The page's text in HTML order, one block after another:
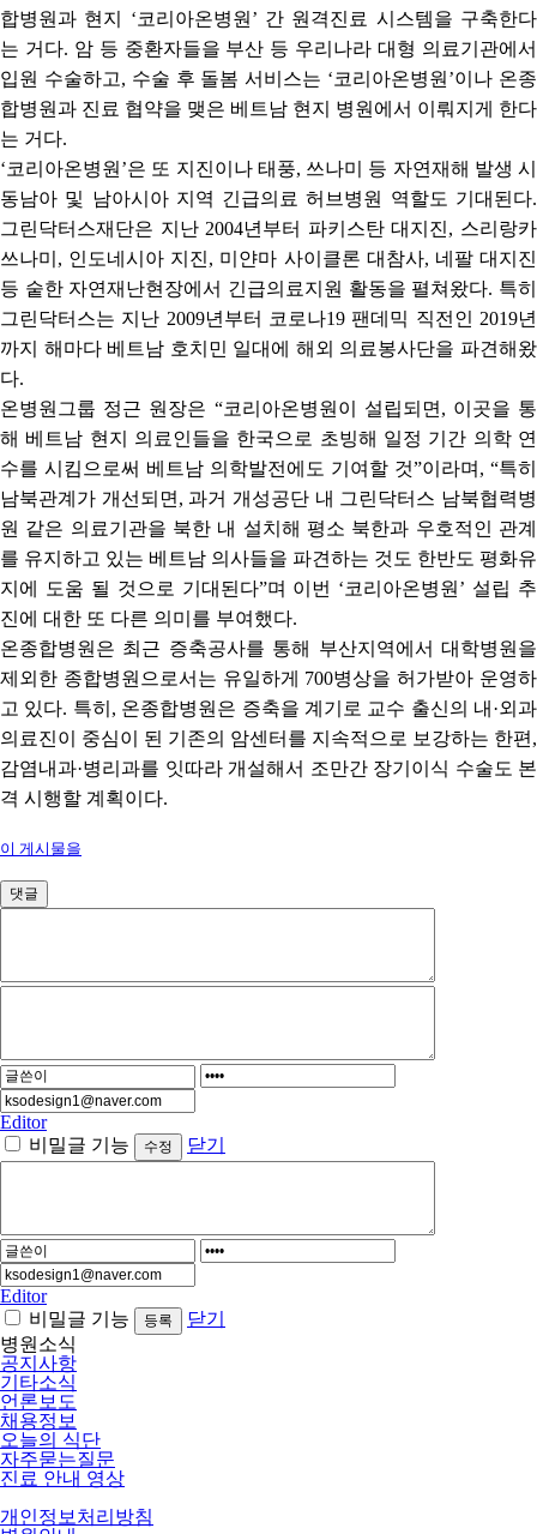
합병원과 현지 ‘코리아온병원 ’ 간 원격진료 시스템을 구축한다
는 거다. 암 등 중환자들을 부산 등 우리나라 대형 의료기관에서
입원 수술하고, 수술 후 돌봄 서비스는 ‘코리아온병원 ’이나 온종
합병원과 진료 협약을 맺은 베트남 현지 병원에서 이뤄지게 한다
는 거다.
‘코리아온병원 ’은 또 지진이나 태풍, 쓰나미 등 자연재해 발생 시
동남아 및 남아시아 지역 긴급의료 허브병원 역할도 기대된다.
그린닥터스재단은 지난 2004년부터 파키스탄 대지진, 스리랑카
쓰나미 , 인도네시아 지진, 미얀마 사이클론 대참사, 네팔 대지진
등 숱한 자연재난현장에서 긴급의료지원 활동을 펼쳐왔다. 특히
그린닥터스는 지난 2009년부터 코로나19 팬데믹 직전인 2019년
까지 해마다 베트남 호치민 일대에 해외 의료봉사단을 파견해왔
다.
온병원그룹 정근 원장은 “코리아온병원이 설립되면 , 이곳을 통
해 베트남 현지 의료인들을 한국으로 초빙해 일정 기간 의학 연
수를 시킴으로써 베트남 의학발전에도 기여할 것”이라며 , “특히
남북관계가 개선되면 ,과거 개성공단 내 그린닥터스 남북협력병
원 같은 의료기관을 북한 내 설치해 평소 북한과 우호적인 관계
를 유지하고 있는 베트남 의사들을 파견하는 것도 한반도 평화유
지에 도움 될 것으로 기대된다”며 이번 ‘코리아온병원 ’ 설립 추
진에 대한 또 다른 의미를 부여했다.
온종합병원은 최근 증축공사를 통해 부산지역에서 대학병원을
제외한 종합병원으로서는 유일하게 700병상을 허가받아 운영하
고 있다. 특히 , 온종합병원은 증축을 계기로 교수 출신의 내 ·외과
의료진이 중심이 된 기존의 암센터를 지속적으로 보강하는 한편 ,
감염내과·병리과를 잇따라 개설해서 조만간 장기이식 수술도 본
격 시행할 계획이다.
이 게시물을
댓글
Editor
비밀글 기능
닫기
Editor
비밀글 기능
닫기
병원소식
공지사항
기타소식
언론보도
채용정보
오늘의 식단
자주묻는질문
진료 안내 영상
개인정보처리방침